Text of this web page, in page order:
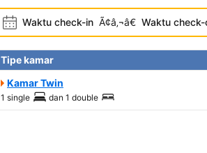
Waktu check-in Ã¢â‚¬â€ Waktu
Tipe kamar
Kamar Twin
1 single dan 1 double